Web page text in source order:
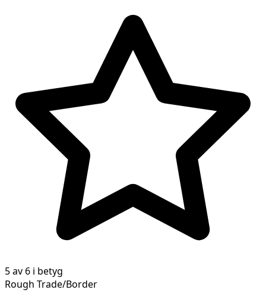
5 av 6 i betyg
Rough Trade/Border